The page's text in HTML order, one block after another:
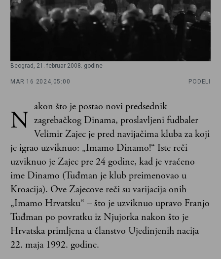
Beograd, 21. februar 2008. godine
MAR 16 2024, 05:00 PODELI
N akon što je postao novi predsednik
zagrebačkog Dinama, proslavljeni fudbaler
Velimir Zajec je pred navijačima kluba za koji
je igrao uzviknuo: „Imamo Dinamo!“ Iste reči
uzviknuo je Zajec pre 24 godine, kad je vraćeno
ime Dinamo (Tuđman je klub preimenovao u
Kroacija). Ove Zajecove reči su varijacija onih
„Imamo Hrvatsku“ – što je uzviknuo upravo Franjo
Tuđman po povratku iz Njujorka nakon što je
Hrvatska primljena u članstvo Ujedinjenih nacija
22. maja 1992. godine.